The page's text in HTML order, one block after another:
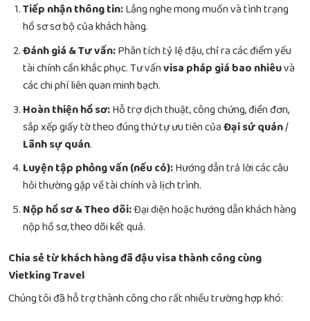
Tiếp nhận thông tin:Lắng nghe mong muốn và tình trạng
hồ sơ sơ bộ của khách hàng.
Đánh giá & Tư vấn:Phân tích tỷ lệ đậu, chỉ ra các điểm yếu
tài chính cần khắc phục. Tư vấnvisa pháp giá bao nhiêuvà
các chi phí liên quan minh bạch.
Hoàn thiện hồ sơ:Hỗ trợ dịch thuật, công chứng, điền đơn,
sắp xếp giấy tờ theo đúng thứ tự ưu tiên củaĐại sứ quán/
Lãnh sự quán.
Luyện tập phỏng vấn (nếu có):Hướng dẫn trả lời các câu
hỏi thường gặp về tài chính và lịch trình.
Nộp hồ sơ & Theo dõi:Đại diện hoặc hướng dẫn khách hàng
nộp hồ sơ, theo dõi kết quả.
Chia sẻ từ khách hàng đã đậu visa thành công cùng
Vietking Travel
Chúng tôi đã hỗ trợ thành công cho rất nhiều trường hợp khó: